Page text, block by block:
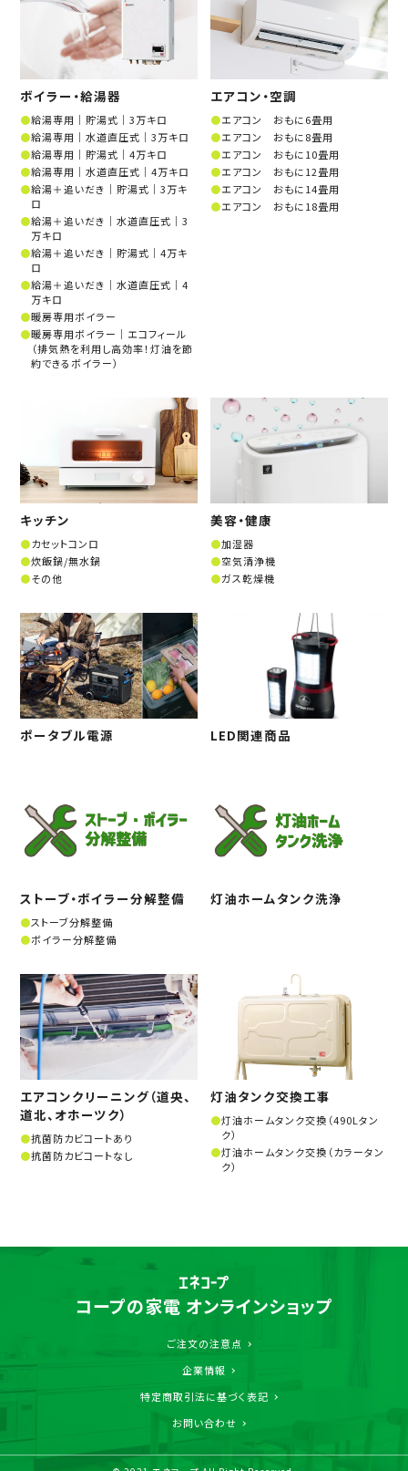
ボイラー・給湯器
給湯専用│貯湯式│3万キロ
給湯専用│水道直圧式│3万キロ
給湯専用│貯湯式│4万キロ
給湯専用│水道直圧式│4万キロ
給湯＋追いだき│貯湯式│3万キ
ロ
給湯＋追いだき│水道直圧式│3
万キロ
給湯＋追いだき│貯湯式│4万キ
ロ
給湯＋追いだき│水道直圧式│4
万キロ
暖房専用ボイラー
暖房専用ボイラー│エコフィール
（排気熱を利用し高効率！灯油を節
約できるボイラー）
エアコン・空調
エアコン おもに6畳用
エアコン おもに8畳用
エアコン おもに10畳用
エアコン おもに12畳用
エアコン おもに14畳用
エアコン おもに18畳用
キッチン
カセットコンロ
炊飯鍋/無水鍋
その他
美容・健康
加湿器
空気清浄機
ガス乾燥機
ポータブル電源 LED関連商品
ストーブ・ボイラー分解整備
ストーブ分解整備
ボイラー分解整備
灯油ホームタンク洗浄
エアコンクリーニング（道央、
道北、オホーツク）
抗菌防カビコートあり
抗菌防カビコートなし
灯油タンク交換工事
灯油ホームタンク交換（490Lタン
ク）
灯油ホームタンク交換（カラータン
ク）
コープの家電 オンラインショップ
ご注文の注意点
企業情報
特定商取引法に基づく表記
お問い合わせ